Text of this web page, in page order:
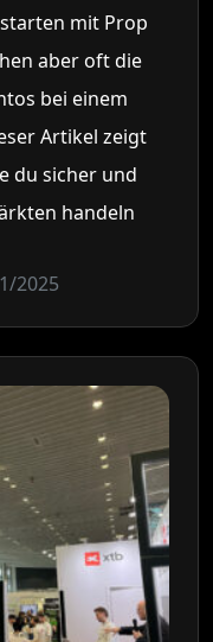
mit Prop
aber oft die
bei einem
Artikel zeigt
du sicher und
handeln
2025